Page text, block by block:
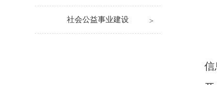
社会公益事业建设
信